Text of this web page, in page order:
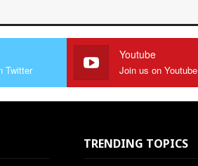
Twitter
Youtube
Join us on Youtube
TRENDING TOPICS